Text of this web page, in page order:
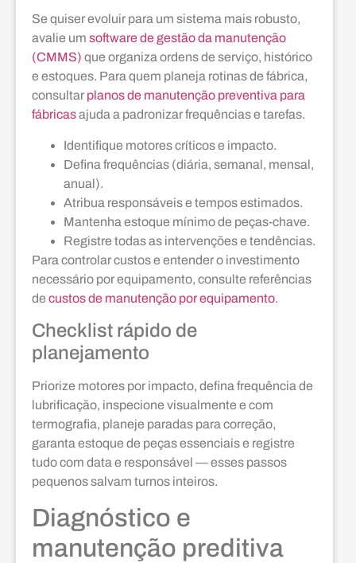
Se quiser evoluir para um sistema mais robusto,
avalie um software de gestão da manutenção
(CMMS) que organiza ordens de serviço, histórico
e estoques. Para quem planeja rotinas de fábrica,
consultar planos de manutenção preventiva para
fábricasajuda a padronizar frequências e tarefas.
Identifique motores críticos e impacto.
Defina frequências (diária, semanal, mensal,
anual).
Atribua responsáveis e tempos estimados.
Mantenha estoque mínimo de peças-chave.
Registre todas as intervenções e tendências.
Para controlar custos e entender o investimento
necessário por equipamento, consulte referências
de custos de manutenção por equipamento.
Checklist rápido de
planejamento
Priorize motores por impacto, defina frequência de
lubrificação, inspecione visualmente e com
termografia, planeje paradas para correção,
garanta estoque de peças essenciais e registre
tudo com data e responsável — esses passos
pequenos salvam turnos inteiros.
Diagnóstico e
manutenção preditiva